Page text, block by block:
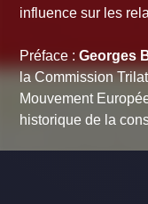
influence sur les
Préface :Georges
la Commission
Mouvement
historique de la